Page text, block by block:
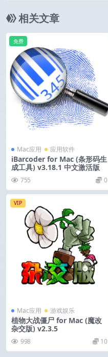
相关文章
Mac应用 应用软件
iBarcoder for Mac (条形码生
成工具) v3.18.1 中文激活版
免费
755 0
VIP
Mac应用 游戏娱乐
植物大战僵尸 for Mac (魔改
杂交版) v2.3.5
998 10